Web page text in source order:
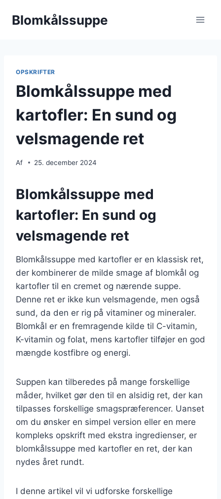
Blomkålssuppe
OPSKRIFTER
Blomkålssuppe med
kartofler: En sund og
velsmagende ret
Af 25. december 2024
Blomkålssuppe med
kartofler: En sund og
velsmagende ret
Blomkålssuppe med kartofler er en klassisk ret,
der kombinerer de milde smage af blomkål og
kartofler til en cremet og nærende suppe.
Denne ret er ikke kun velsmagende, men også
sund, da den er rig på vitaminer og mineraler.
Blomkål er en fremragende kilde til C-vitamin,
K-vitamin og folat, mens kartofler tilføjer en god
mængde kostfibre og energi.
Suppen kan tilberedes på mange forskellige
måder, hvilket gør den til en alsidig ret, der kan
tilpasses forskellige smagspræferencer. Uanset
om du ønsker en simpel version eller en mere
kompleks opskrift med ekstra ingredienser, er
blomkålssuppe med kartofler en ret, der kan
nydes året rundt.
I denne artikel vil vi udforske forskellige